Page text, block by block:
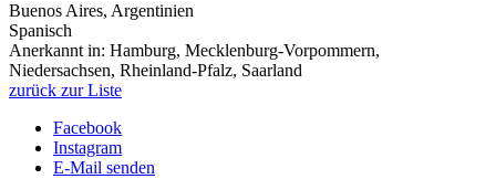
Buenos Aires, Argentinien
Spanisch
Anerkannt in: Hamburg, Mecklenburg-Vorpommern,
Niedersachsen, Rheinland-Pfalz, Saarland
zurück zur Liste
Facebook
Instagram
E-Mail senden